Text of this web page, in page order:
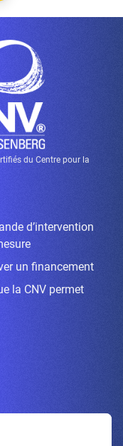
du Centre pour la
d’intervention
un financement
la CNV permet